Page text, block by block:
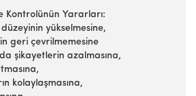
Kontrolünün Yararları:
yükselmesine,
geri çevrilmemesine
şikayetlerin azalmasına,
kolaylaşmasına,